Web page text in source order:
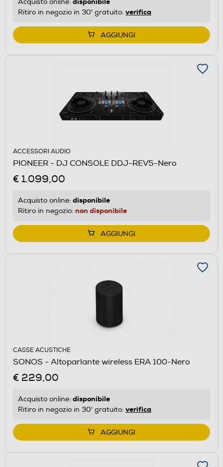
Ritiro in negozio in 30' gratuito: verifica
AGGIUNGI
ACCESSORI AUDIO
PIONEER - DJ CONSOLE DDJ-REV5-Nero
€ 1.099,00
Acquisto online: disponibile
Ritiro in negozio: non disponibile
AGGIUNGI
CASSE ACUSTICHE
SONOS - Altoparlante wireless ERA 100-Nero
€ 229,00
Acquisto online: disponibile
Ritiro in negozio in 30' gratuito: verifica
AGGIUNGI